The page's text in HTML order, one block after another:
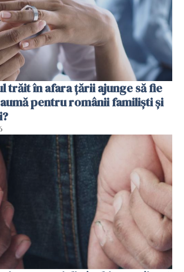
trăit în afara țării ajunge să fie
pentru românii familiști și